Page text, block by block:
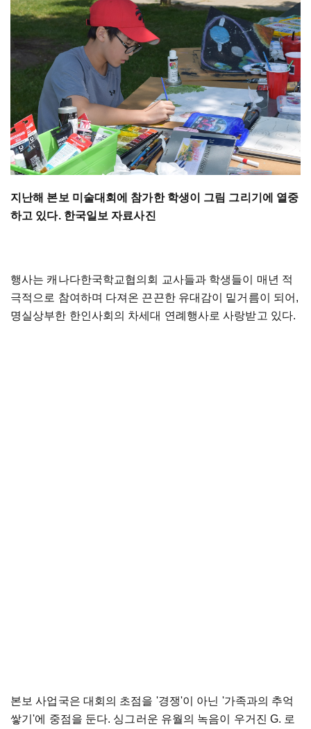
지난해 본보 미술대회에 참가한 학생이 그림 그리기에 열중
하고 있다. 한국일보 자료사진
행사는 캐나다한국학교협의회 교사들과 학생들이 매년 적
극적으로 참여하며 다져온 끈끈한 유대감이 밑거름이 되어,
명실상부한 한인사회의 차세대 연례행사로 사랑받고 있다.
본보 사업국은 대회의 초점을 '경쟁'이 아닌 '가족과의 추억
쌓기'에 중점을 둔다. 싱그러운 유월의 녹음이 우거진 G. 로